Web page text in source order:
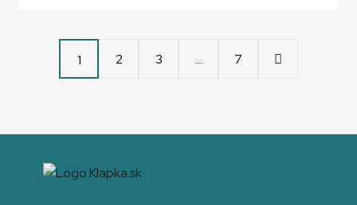
1 2 3 … 7